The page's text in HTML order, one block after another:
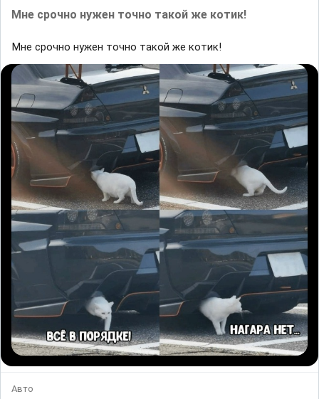
Мне срочно нужен точно такой же котик!
Мне срочно нужен точно такой же котик!
Авто